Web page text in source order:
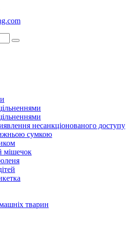
несанкціонованого доступу
сумкою
мішечок
тварин